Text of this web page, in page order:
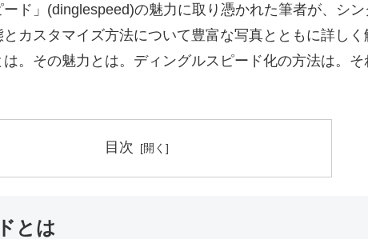
ド」(dinglespeed)の魅力に取り憑かれた筆者が、シン
カスタマイズ方法について豊富な写真とともに詳しく
。その魅力とは。ディングルスピード化の方法は。
目次
とは